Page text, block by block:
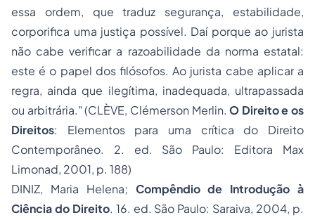
essa ordem, que traduz segurança, estabilidade,
corporifica uma justiça possível. Daí porque ao jurista
não cabe verificar a razoabilidade da norma estatal:
este é o papel dos filósofos. Ao jurista cabe aplicar a
regra, ainda que ilegítima, inadequada, ultrapassada
ou arbitrária." (CLÈVE, Clémerson Merlin.O Direito e os
Direitos: Elementos para uma crítica do Direito
Contemporâneo. 2. ed. São Paulo: Editora Max
Limonad, 2001, p. 188)
DINIZ, Maria Helena; Compêndio de Introdução à
Ciência do Direito. 16. ed. São Paulo: Saraiva, 2004, p.